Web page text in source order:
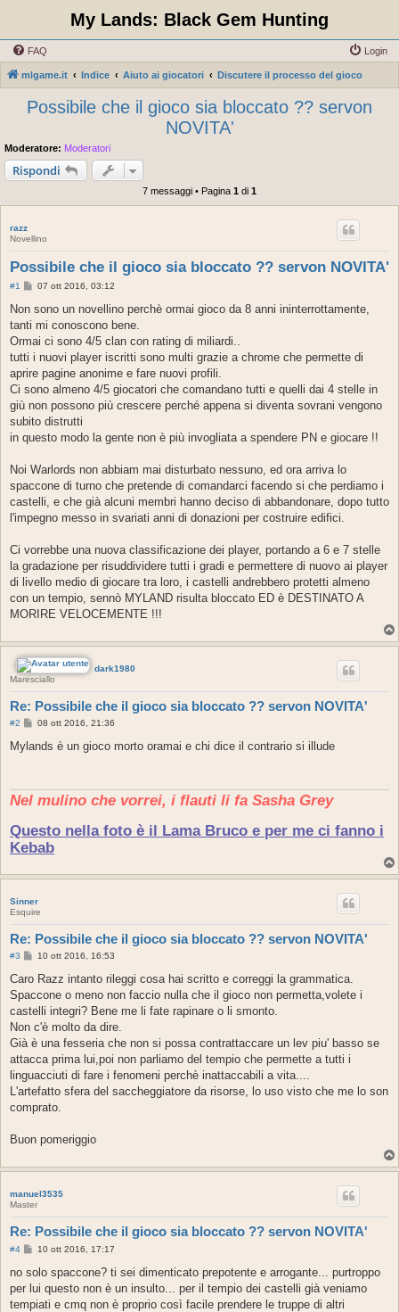
My Lands: Black Gem Hunting
FAQ Login
mlgame.it Indice Aiuto ai giocatori Discutere il processo del gioco
Possibile che il gioco sia bloccato ?? servon
NOVITA'
Moderatore: Moderatori
Rispondi
7 messaggi • Pagina 1 di 1
razz
Novellino
Possibile che il gioco sia bloccato ?? servon NOVITA'
#1
M
s
a
g
i
o
07 ott 2016, 03:12
Non sono un novellino perchè ormai gioco da 8 anni ininterrottamente,
tanti mi conoscono bene.
Ormai ci sono 4/5 clan con rating di miliardi..
tutti i nuovi player iscritti sono multi grazie a chrome che permette di
aprire pagine anonime e fare nuovi profili.
Ci sono almeno 4/5 giocatori che comandano tutti e quelli dai 4 stelle in
giù non possono più crescere perché appena si diventa sovrani vengono
subito distrutti
in questo modo la gente non è più invogliata a spendere PN e giocare !!
Noi Warlords non abbiam mai disturbato nessuno, ed ora arriva lo
spaccone di turno che pretende di comandarci facendo si che perdiamo i
castelli, e che già alcuni membri hanno deciso di abbandonare, dopo tutto
l'impegno messo in svariati anni di donazioni per costruire edifici.
Ci vorrebbe una nuova classificazione dei player, portando a 6 e 7 stelle
la gradazione per risuddividere tutti i gradi e permettere di nuovo ai player
di livello medio di giocare tra loro, i castelli andrebbero protetti almeno
con un tempio, sennò MYLAND risulta bloccato ED è DESTINATO A
MORIRE VELOCEMENTE !!!
dark1980
Maresciallo
Re: Possibile che il gioco sia bloccato ?? servon NOVITA'
#2
M
s
o
08 ott 2016, 21:36
Mylands è un gioco morto oramai e chi dice il contrario si illude
Nel mulino che vorrei, i flauti li fa Sasha Grey
Questo nella foto è il Lama Bruco e per me ci fanno i
Kebab
Sinner
Esquire
Re: Possibile che il gioco sia bloccato ?? servon NOVITA'
#3
M
s
a
g
i
o
10 ott 2016, 16:53
Caro Razz intanto rileggi cosa hai scritto e correggi la grammatica.
Spaccone o meno non faccio nulla che il gioco non permetta,volete i
castelli integri? Bene me li fate rapinare o li smonto.
Non c'è molto da dire.
Già è una fesseria che non si possa contrattaccare un lev piu' basso se
attacca prima lui,poi non parliamo del tempio che permette a tutti i
linguacciuti di fare i fenomeni perchè inattaccabili a vita....
L'artefatto sfera del saccheggiatore da risorse, lo uso visto che me lo son
comprato.
Buon pomeriggio
manuel3535
Master
Re: Possibile che il gioco sia bloccato ?? servon NOVITA'
#4
M
s
a
g
10 ott 2016, 17:17
no solo spaccone? ti sei dimenticato prepotente e arrogante... purtroppo
per lui questo non è un insulto... per il tempio dei castelli già veniamo
tempiati e cmq non è proprio così facile prendere le truppe di altri